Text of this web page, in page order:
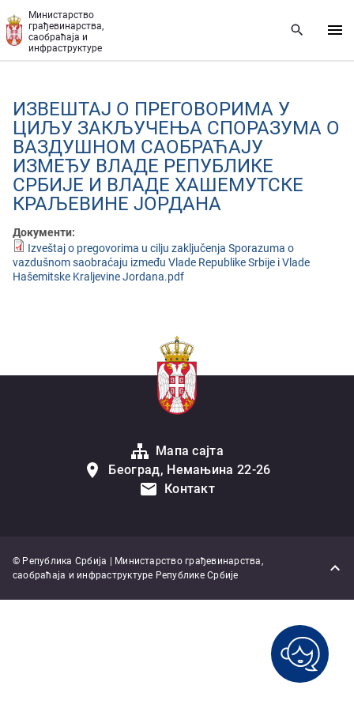
Министарство
грађевинарства,
саобраћаја и
инфраструктуре
ИЗВЕШТАЈ О ПРЕГОВОРИМА У
ЦИЉУ ЗАКЉУЧЕЊА СПОРАЗУМА О
ВАЗДУШНОМ САОБРАЋАЈУ
ИЗМЕЂУ ВЛАДЕ РЕПУБЛИКЕ
СРБИЈЕ И ВЛАДЕ ХАШЕМУТСКЕ
КРАЉЕВИНЕ ЈОРДАНА
Документи:
Izveštaj o pregovorima u cilju zaključenja Sporazuma o
vazdušnom saobraćaju između Vlade Republike Srbije i Vlade
Hašemitske Kraljevine Jordana.pdf
Мапа сајта
Београд, Немањина 22-26
Контакт
© Република Србија | Министарство грађевинарства,
саобраћаја и инфраструктуре Републике Србије